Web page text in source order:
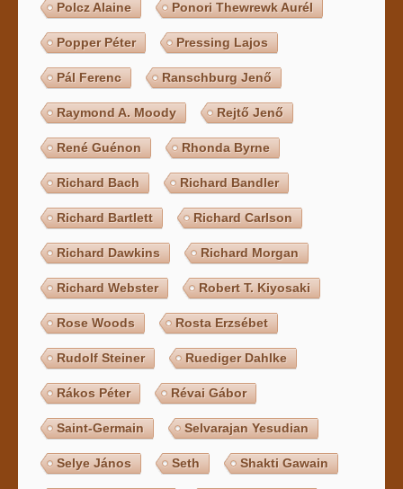
Polcz Alaine Ponori Thewrewk Aurél
Popper Péter Pressing Lajos
Pál Ferenc Ranschburg Jenő
Raymond A. Moody Rejtő Jenő
René Guénon Rhonda Byrne
Richard Bach Richard Bandler
Richard Bartlett Richard Carlson
Richard Dawkins Richard Morgan
Richard Webster Robert T. Kiyosaki
Rose Woods Rosta Erzsébet
Rudolf Steiner Ruediger Dahlke
Rákos Péter Révai Gábor
Saint-Germain Selvarajan Yesudian
Selye János Seth Shakti Gawain